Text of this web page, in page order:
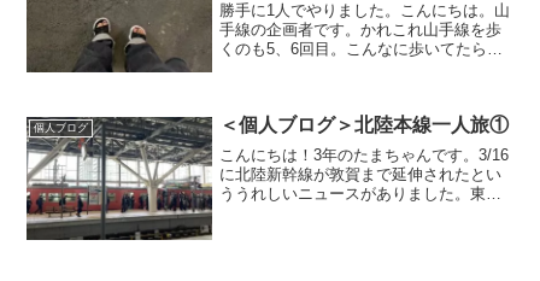
勝手に1人でやりました。こんにちは。山
手線の企画者です。かれこれ山手線を歩
くのも5、6回目。こんなに歩いてたらた
合計50キロ越え達...
個人ブログ ＜個人ブログ＞北陸本線一人旅①
こんにちは！3年のたまちゃんです。3/16
に北陸新幹線が敦賀まで延伸されたとい
ううれしいニュースがありました。東京